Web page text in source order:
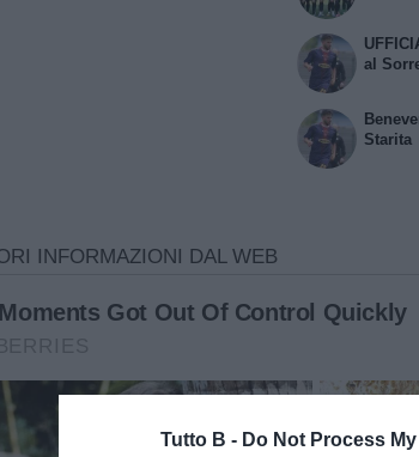
Tutto B - Do Not Process
al
Starita